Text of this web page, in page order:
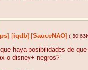
] [iqdb] [SauceNAO] (
haya posibilidades de
o disney+ negros?